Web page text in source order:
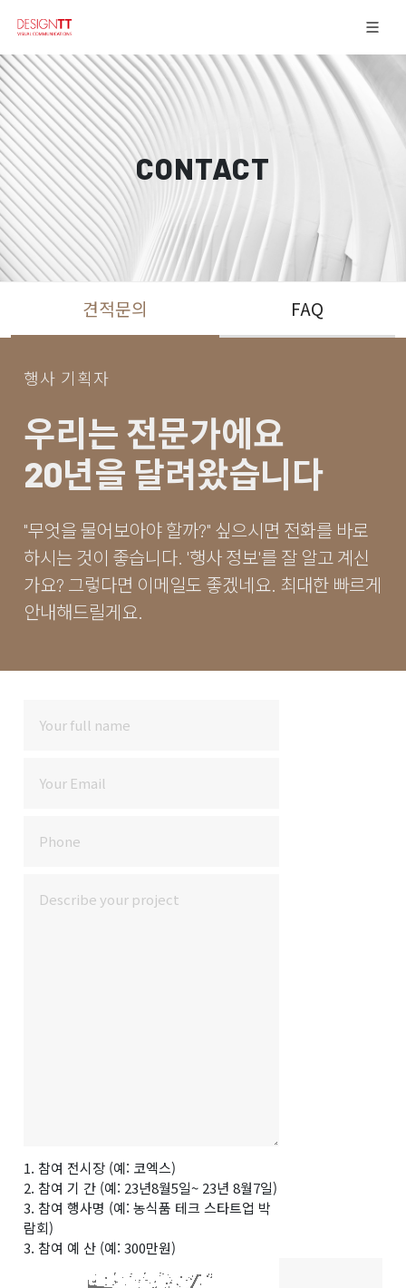
CONTACT
견적문의 FAQ
행사 기획자
우리는 전문가에요
20년을 달려왔습니다
"무엇을 물어보아야 할까?" 싶으시면 전화를 바로
하시는 것이 좋습니다. '행사 정보'를 잘 알고 계신
가요? 그렇다면 이메일도 좋겠네요. 최대한 빠르게
안내해드릴게요.
1. 참여 전시장 (예: 코엑스)
2. 참여 기 간 (예: 23년8월5일~ 23년 8월7일)
3. 참여 행사명 (예: 농식품 테크 스타트업 박
람회)
3. 참여 예 산 (예: 300만원)